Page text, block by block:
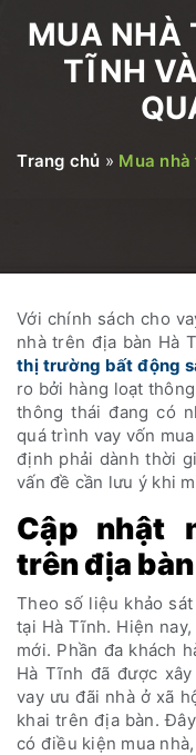
MUA NHÀ
TĨNH
Trang chủ » Mua
Với chính sách cho
nhà trên địa bàn Hà
thị trường bất động
ro bởi hàng loạt
thông thái đang có
quá trình vay vốn
định phải dành thời
vấn đề cần lưu ý khi
Cập nhật
trên địa
Theo số liệu khảo
tại Hà Tĩnh. Hiện
mới. Phần đa khách
Hà Tĩnh đã được
vay ưu đãi nhà ở xã
khai trên địa bàn.
có điều kiện mua